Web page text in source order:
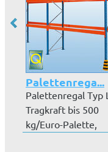
Palettenrega...
Palettenregal Typ L
Tragkraft bis 500
kg/Euro-Palette,